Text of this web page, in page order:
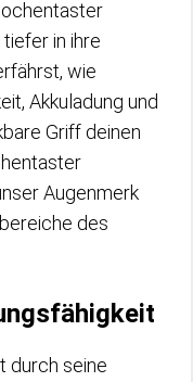
in ihre
wie
Akkuladung und
Griff deinen
Augenmerk
des
durch seine